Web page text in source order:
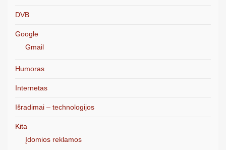
DVB
Google
Gmail
Humoras
Internetas
Išradimai – technologijos
Kita
Įdomios reklamos